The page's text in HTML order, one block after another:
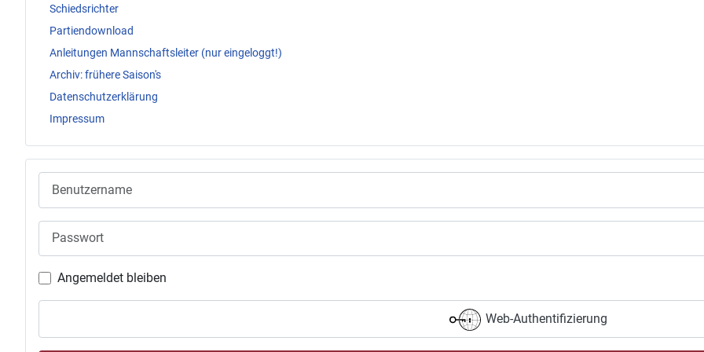
Schiedsrichter
Partiendownload
Anleitungen Mannschaftsleiter (nur eingeloggt!)
Archiv: frühere Saison's
Datenschutzerklärung
Impressum
Angemeldet bleiben
Web-Authentifizierung